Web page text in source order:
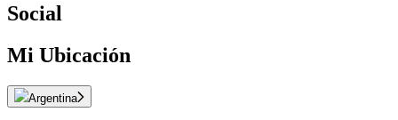
Social
Mi Ubicación
Argentina